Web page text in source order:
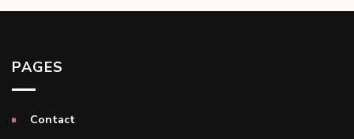
PAGES
Contact